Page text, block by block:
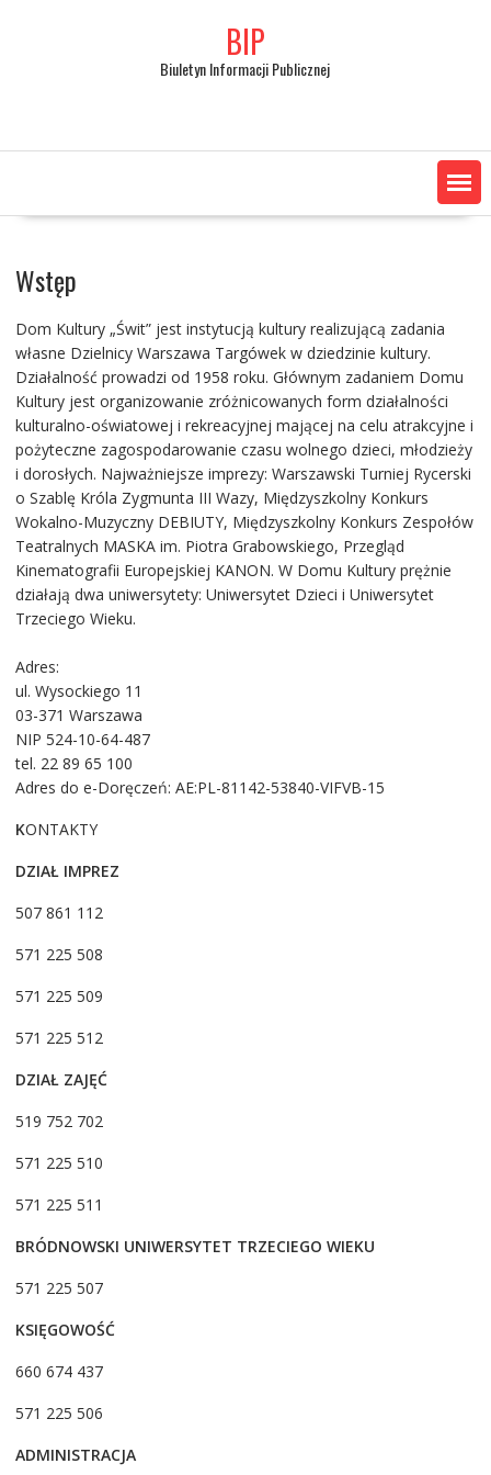
BIP
Biuletyn Informacji Publicznej
Wstęp
Dom Kultury „Świt” jest instytucją kultury realizującą zadania
własne Dzielnicy Warszawa Targówek w dziedzinie kultury.
Działalność prowadzi od 1958 roku. Głównym zadaniem Domu
Kultury jest organizowanie zróżnicowanych form działalności
kulturalno-oświatowej i rekreacyjnej mającej na celu atrakcyjne i
pożyteczne zagospodarowanie czasu wolnego dzieci, młodzieży
i dorosłych. Najważniejsze imprezy: Warszawski Turniej Rycerski
o Szablę Króla Zygmunta III Wazy, Międzyszkolny Konkurs
Wokalno-Muzyczny DEBIUTY, Międzyszkolny Konkurs Zespołów
Teatralnych MASKA im. Piotra Grabowskiego, Przegląd
Kinematografii Europejskiej KANON. W Domu Kultury prężnie
działają dwa uniwersytety: Uniwersytet Dzieci i Uniwersytet
Trzeciego Wieku.
Adres:
ul. Wysockiego 11
03-371 Warszawa
NIP 524-10-64-487
tel. 22 89 65 100
Adres do e-Doręczeń: AE:PL-81142-53840-VIFVB-15
KONTAKTY
DZIAŁ IMPREZ
507 861 112
571 225 508
571 225 509
571 225 512
DZIAŁ ZAJĘĆ
519 752 702
571 225 510
571 225 511
BRÓDNOWSKI UNIWERSYTET TRZECIEGO WIEKU
571 225 507
KSIĘGOWOŚĆ
660 674 437
571 225 506
ADMINISTRACJA